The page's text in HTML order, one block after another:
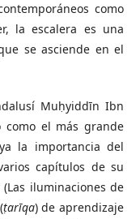
como
la escalera es una
se asciende en el
Muḥyiddīn Ibn
como el más grande
la importancia del
capítulos de su
(Las iluminaciones de
ṭarīqa) de aprendizaje